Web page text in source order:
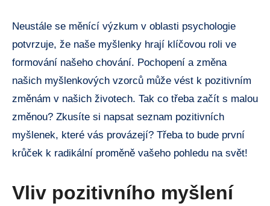
Neustále se měnící výzkum v oblasti psychologie
potvrzuje, že naše myšlenky hrají klíčovou roli ve
formování našeho chování. Pochopení a změna
našich myšlenkových vzorců může vést k pozitivním
změnám v našich životech. Tak co třeba začít s malou
změnou? Zkusíte si napsat seznam pozitivních
myšlenek, které vás provázejí? Třeba to bude první
krůček k radikální proměně vašeho pohledu na svět!
Vliv pozitivního myšlení